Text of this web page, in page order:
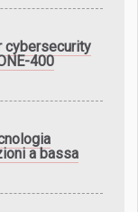
cybersecurity
400
a bassa